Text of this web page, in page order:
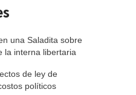
una Saladita sobre
la interna libertaria
de ley de
políticos